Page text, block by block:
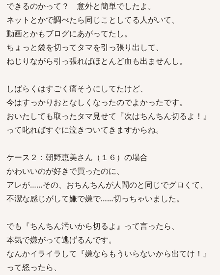
できるのかって？ 意外と簡単でしたよ。
ネットとかで調べたら同じことしてる人がいて、
動画とかもブログにあがってたし。
ちょっと袋を切ってタマを引っ張り出して、
ねじりながら引っ張ればほとんど血も出ませんし。
しばらくはすごく痛そうにしてたけど、
今はすっかりおとなしくなったのでよかったです。
おいたしても取ったタマ見せて『次はちんちん切るよ！』
って叱ればすぐに泣きついてきますからね。
ケース２：朝野恵美さん（１６）の場合
かわいいのが好きで買ったのに、
アレが……その、おちんちんが人間のと同じでグロくて、
不潔な感じがして嫌で嫌で……切っちゃいました。
でも『ちんちん汚いから切るよ』って言ったら、
本気で嫌がって逃げるんです。
なんかイライラして『嫌ならもういらないから出てけ！』
って怒ったら、